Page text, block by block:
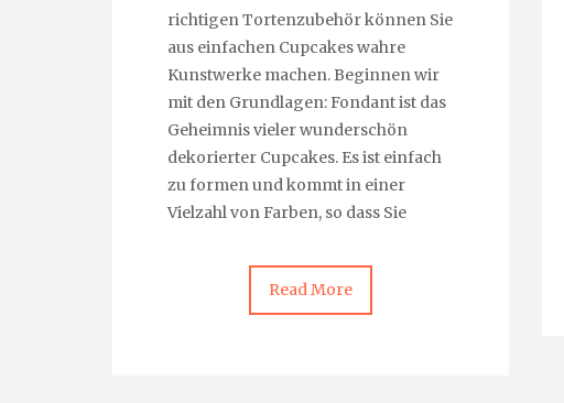
richtigen Tortenzubehör können Sie
aus einfachen Cupcakes wahre
Kunstwerke machen. Beginnen wir
mit den Grundlagen: Fondant ist das
Geheimnis vieler wunderschön
dekorierter Cupcakes. Es ist einfach
zu formen und kommt in einer
Vielzahl von Farben, so dass Sie
Read More